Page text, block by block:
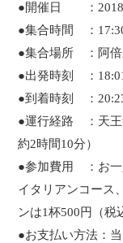
●開催日 ：2018
●集合時間 ：
●集合場所 ：阿倍
●出発時刻 ：
●到着時刻 ：
●運行経路 ：天
約2時間10分）
●参加費用 ：お一
イタリアンコース
ンは1杯500円（税
●お支払い方法：